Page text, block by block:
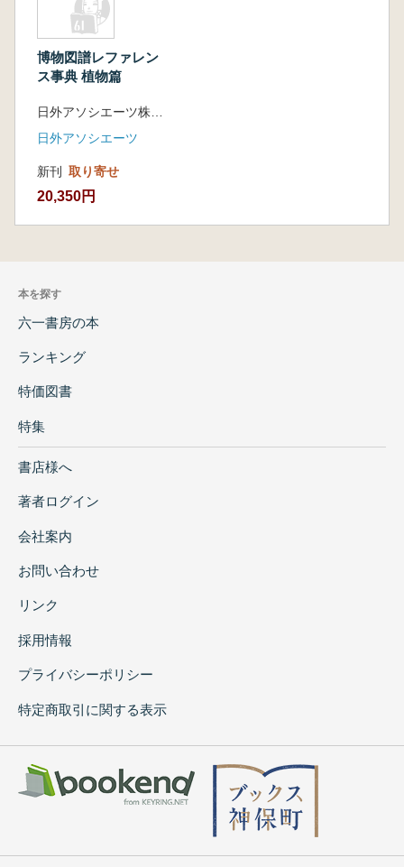
博物図譜レファレン
ス事典 植物篇
日外アソシエーツ
新刊 取り寄せ
20,350円
本を探す
六一書房の本
ランキング
特価図書
特集
書店様へ
著者ログイン
会社案内
お問い合わせ
リンク
採用情報
プライバシーポリシー
特定商取引に関する表示